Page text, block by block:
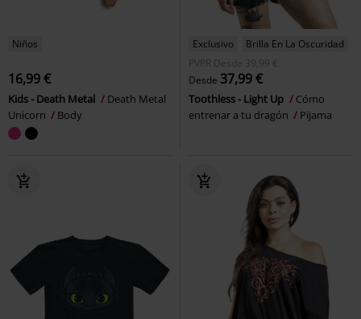
Niños
16,99 €
Kids - Death Metal
Death Metal
Unicorn
Body
Exclusivo
Brilla En La Oscuridad
PVPR
Desde 39,99 €
Desde 37,99 €
Toothless - Light Up
Cómo
entrenar a tu dragón
Pijama